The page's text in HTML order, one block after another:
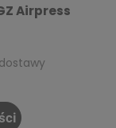
Airpress